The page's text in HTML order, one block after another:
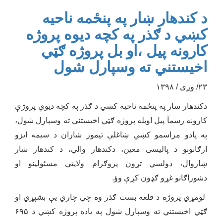
د کندهار ښار په پنځمه ناحیه
کښي د ګذر په کچه دیوه پروژه
کارونه پیل ،او بل پروژه ګټي
اخیستني ته وسپارل شول
۲۳/ وږی / ۱۳۹۸
دکندهار ښار په پنځمه ناحیه کښي د ګذر په کچه دیوې پروژې
کارونه رسمآ پیل اوبله پروژه ګټي اخیستني ته وسپارل شول،
په یادو مراسمو کښي ښاغلې تیمور شاران د سیمه ایزو
ارګانونو د پالیسی معین، دکندهار والي، د کندهار ښار
ښاروال، دولسي تړون پروګرام ولایتي مسئولینو او
دشوراګانو غړو ګډون کړې وؤ.
لومړي پروژه د قلعه بست ګذر وه چي چاري یې بشپړي او
ګټي اخیستني ته وسپارل شول په یاده پروژه کښي د ۶۹۵